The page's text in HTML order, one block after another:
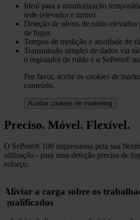
Ideal para a monitorização
rede (elevador e turno)
Deteção de níveis de ruído elevados
de fugas
Tempos de medição e atividade de
Transmissão simples de dados via
o registador de ruído e o SePem®
Por favor, aceite os cookies de
conteúdo.
Aceitar cookies de marketing
Preciso. Móvel. Flexível.
O SePem® 100 impressiona pela sua
utilização - para uma deteção precisa de
esforço.
Aliviar a carga sobre os
qualificados